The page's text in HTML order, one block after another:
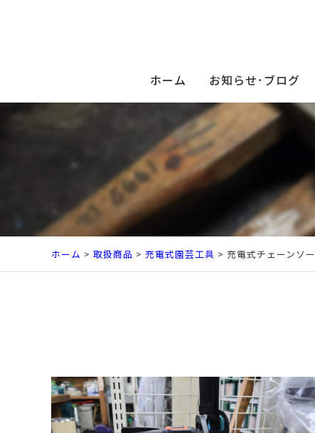
ホーム お知らせ･ブログ
ホーム > 取扱商品 > 充電式園芸工具 > 充電式チェーンソー